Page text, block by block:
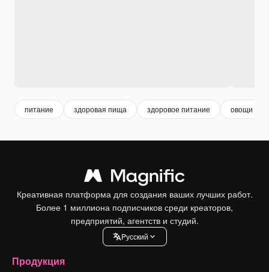
питание здоровая пища здоровое питание овощи
Креативная платформа для создания ваших лучших работ.
Более 1 миллиона подписчиков среди креаторов,
предприятий, агентств и студий.
Pусский
Продукция